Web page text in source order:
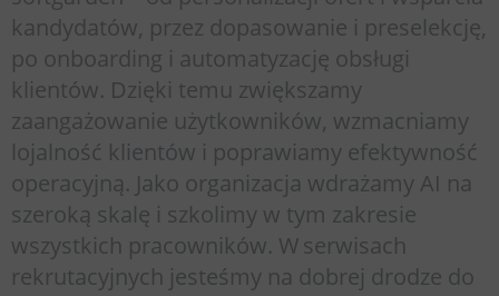
kandydatów, przez dopasowanie i preselekcję,
po onboarding i automatyzację obsługi
klientów. Dzięki temu zwiększamy
zaangażowanie użytkowników, wzmacniamy
lojalność klientów i poprawiamy efektywność
operacyjną. Jako organizacja wdrażamy AI na
szeroką skalę i szkolimy w tym zakresie
wszystkich pracowników. W serwisach
rekrutacyjnych jesteśmy na dobrej drodze do